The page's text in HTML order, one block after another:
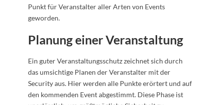
Punkt für Veranstalter aller Arten von Events
geworden.
Planung einer Veranstaltung
Ein guter Veranstaltungsschutz zeichnet sich durch
das umsichtige Planen der Veranstalter mit der
Security aus. Hier werden alle Punkte erörtert und auf
den kommenden Event abgestimmt. Diese Phase ist